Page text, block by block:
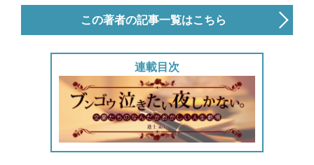
この著者の記事一覧はこちら
連載目次